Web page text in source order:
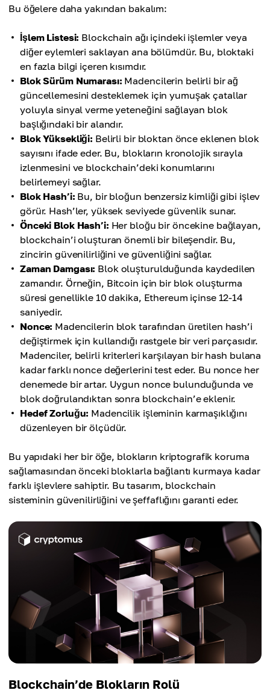
Bu öğelere daha yakından bakalım:
İşlem Listesi: Blockchain ağı içindeki işlemler veya
diğer eylemleri saklayan ana bölümdür. Bu, bloktaki
en fazla bilgi içeren kısımdır.
Blok Sürüm Numarası: Madencilerin belirli bir ağ
güncellemesini desteklemek için yumuşak çatallar
yoluyla sinyal verme yeteneğini sağlayan blok
başlığındaki bir alandır.
Blok Yüksekliği: Belirli bir bloktan önce eklenen blok
sayısını ifade eder. Bu, blokların kronolojik sırayla
izlenmesini ve blockchain’deki konumlarını
belirlemeyi sağlar.
Blok Hash’i: Bu, bir bloğun benzersiz kimliği gibi işlev
görür. Hash’ler, yüksek seviyede güvenlik sunar.
Önceki Blok Hash’i: Her bloğu bir öncekine bağlayan,
blockchain’i oluşturan önemli bir bileşendir. Bu,
zincirin güvenilirliğini ve güvenliğini sağlar.
Zaman Damgası: Blok oluşturulduğunda kaydedilen
zamandır. Örneğin, Bitcoin için bir blok oluşturma
süresi genellikle 10 dakika, Ethereum içinse 12-14
saniyedir.
Nonce: Madencilerin blok tarafından üretilen hash’i
değiştirmek için kullandığı rastgele bir veri parçasıdır.
Madenciler, belirli kriterleri karşılayan bir hash bulana
kadar farklı nonce değerlerini test eder. Bu nonce her
denemede bir artar. Uygun nonce bulunduğunda ve
blok doğrulandıktan sonra blockchain’e eklenir.
Hedef Zorluğu: Madencilik işleminin karmaşıklığını
düzenleyen bir ölçüdür.
Bu yapıdaki her bir öğe, blokların kriptografik koruma
sağlamasından önceki bloklarla bağlantı kurmaya kadar
farklı işlevlere sahiptir. Bu tasarım, blockchain
sisteminin güvenilirliğini ve şeffaflığını garanti eder.
Blockchain’de Blokların Rolü